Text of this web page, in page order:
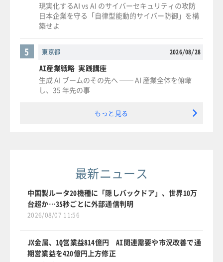
現実化するAI vs AI のサイバーセキュリティの攻防
日本企業を守る「自律型能動的サイバー防御」を構
築せよ
東京都 2026/08/28
5
AI産業戦略 実践講座
生成 AI ブームのその先へ ── AI 産業全体を俯瞰
し、35 年先の事
もっと見る
最新ニュース
中国製ルータ20機種に「隠しバックドア」、世界10万
台超か…35秒ごとに外部通信判明
2026/08/07 11:56
JX金属、1Q営業益814億円 AI関連需要や市況改善で通
期営業益を420億円上方修正